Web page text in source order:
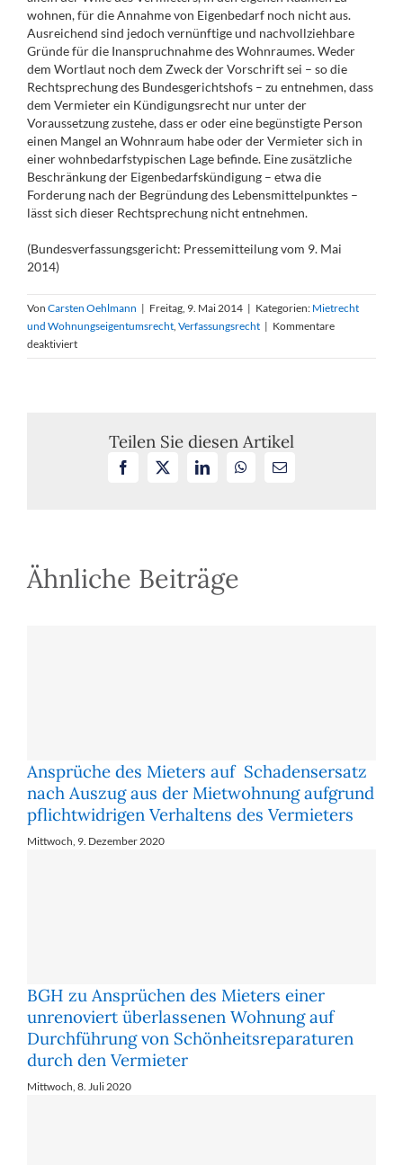
wohnen, für die Annahme von Eigenbedarf noch nicht aus.
Ausreichend sind jedoch vernünftige und nachvollziehbare
Gründe für die Inanspruchnahme des Wohnraumes. Weder
dem Wortlaut noch dem Zweck der Vorschrift sei – so die
Rechtsprechung des Bundesgerichtshofs – zu entnehmen, dass
dem Vermieter ein Kündigungsrecht nur unter der
Voraussetzung zustehe, dass er oder eine begünstigte Person
einen Mangel an Wohnraum habe oder der Vermieter sich in
einer wohnbedarfstypischen Lage befinde. Eine zusätzliche
Beschränkung der Eigenbedarfskündigung – etwa die
Forderung nach der Begründung des Lebensmittelpunktes –
lässt sich dieser Rechtsprechung nicht entnehmen.
(Bundesverfassungsgericht: Pressemitteilung vom 9. Mai
2014)
Von Carsten Oehlmann | Freitag, 9. Mai 2014 | Kategorien: Mietrecht
und Wohnungseigentumsrecht Verfassungsrecht | Kommentare
deaktiviertfür
Erfolglose
Eigenbedarfskündigung
Teilen Sie diesen Artikel
Facebook LinkedInWhatsApp
E-
Ähnliche Beiträge
Ansprüche des Mieters auf Schadensersatz
nach Auszug aus der Mietwohnung aufgrund
pflichtwidrigen Verhaltens des Vermieters
Mittwoch, 9. Dezember 2020
BGH zu Ansprüchen des Mieters einer
unrenoviert überlassenen Wohnung auf
Durchführung von Schönheitsreparaturen
durch den Vermieter
Mittwoch, 8. Juli 2020